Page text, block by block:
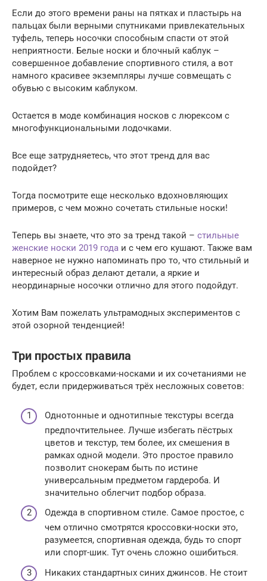
Если до этого времени раны на пятках и пластырь на
пальцах были верными спутниками привлекательных
туфель, теперь носочки способным спасти от этой
неприятности. Белые носки и блочный каблук –
совершенное добавление спортивного стиля, а вот
намного красивее экземпляры лучше совмещать с
обувью с высоким каблуком.
Остается в моде комбинация носков с люрексом с
многофункциональными лодочками.
Все еще затрудняетесь, что этот тренд для вас
подойдет?
Тогда посмотрите еще несколько вдохновляющих
примеров, с чем можно сочетать стильные носки!
Теперь вы знаете, что это за тренд такой – стильные
женские носки 2019 года и с чем его кушают. Также вам
наверное не нужно напоминать про то, что стильный и
интересный образ делают детали, а яркие и
неординарные носочки отлично для этого подойдут.
Хотим Вам пожелать ультрамодных экспериментов с
этой озорной тенденцией!
Три простых правила
Проблем с кроссовками-носками и их сочетаниями не
будет, если придерживаться трёх несложных советов:
Однотонные и однотипные текстуры всегда
предпочтительнее. Лучше избегать пёстрых
цветов и текстур, тем более, их смешения в
рамках одной модели. Это простое правило
позволит снокерам быть по истине
универсальным предметом гардероба. И
значительно облегчит подбор образа.
Одежда в спортивном стиле. Самое простое, с
чем отлично смотрятся кроссовки-носки это,
разумеется, спортивная одежда, будь то спорт
или спорт-шик. Тут очень сложно ошибиться.
Никаких стандартных синих джинсов. Не стоит